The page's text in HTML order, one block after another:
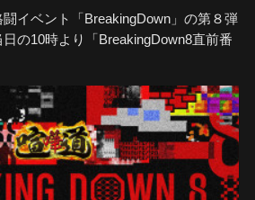
イベント「BreakingDown」の第８弾
の10時より「BreakingDown8直前番